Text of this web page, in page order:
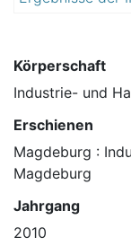
Körperschaft
Industrie- und
Erschienen
Magdeburg :
Magdeburg
Jahrgang
2010